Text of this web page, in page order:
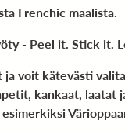
Frenchic maalista.
- Peel it. Stick it.
ja voit kätevästi
kankaat, laatat